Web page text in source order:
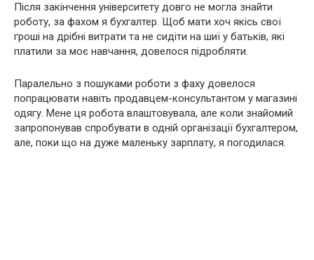
Після закінчення університету довго не могла знайти
роботу, за фахом я бухгалтер. Щоб мати хоч якісь свої
гроші на дрібні витрати та не сидіти на шиї у батьків, які
платили за моє навчання, довелося підробляти.
Паралельно з пошуками роботи з фаху довелося
попрацювати навіть продавцем-консультантом у магазині
одягу. Мене ця робота влаштовувала, але коли знайомий
запропонував спробувати в одній організації бухгалтером,
але, поки що на дуже маленьку зарплату, я погодилася.